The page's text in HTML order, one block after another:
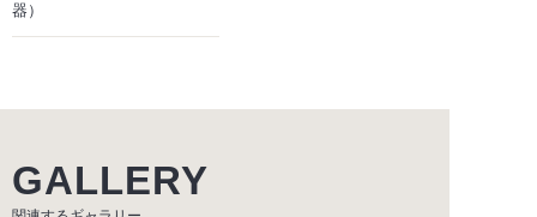
器）
GALLERY